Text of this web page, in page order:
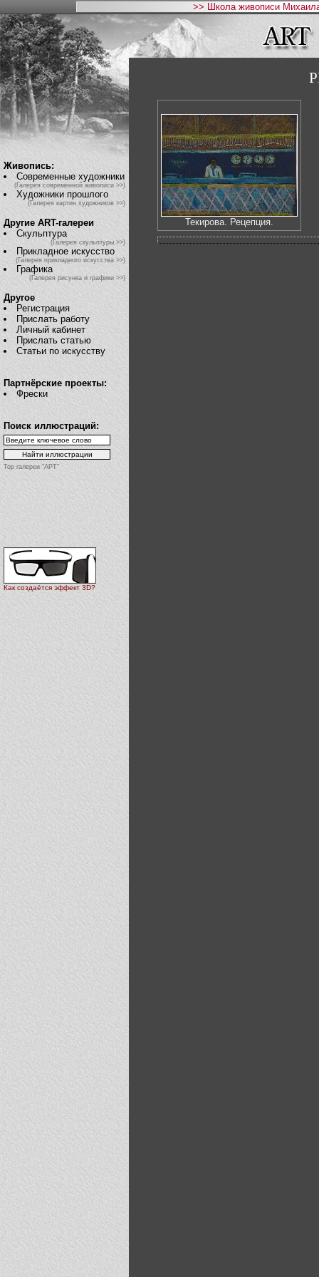
>> Школа живописи
Живопись:
Современные художники
(Галерея современной живописи >>)
Художники прошлого
(Галерея картин художников >>)
Другие ART-галереи
Скульптура
(Галерея скульптуры >>)
Прикладное искусство
(Галерея прикладного искусства >>)
Графика
(Галерея рисунка и графики >>)
Другое
Регистрация
Прислать работу
Личный кабинет
Прислать статью
Статьи по искусству
Партнёрские проекты:
Фрески
Поиск иллюстраций:
Top галереи "АРТ"
Как создаётся эффект 3D?
Текирова. Рецепция.